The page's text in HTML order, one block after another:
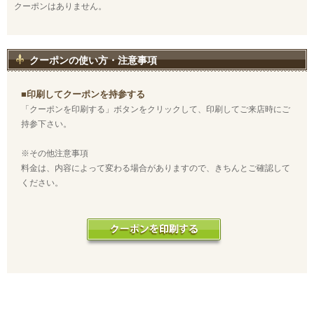
クーポンはありません。
クーポンの使い方・注意事項
■印刷してクーポンを持参する
「クーポンを印刷する」ボタンをクリックして、印刷してご来店時にご
持参下さい。
※その他注意事項
料金は、内容によって変わる場合がありますので、きちんとご確認して
ください。